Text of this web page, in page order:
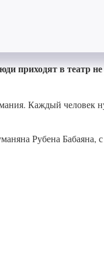
приходят в театр
Каждый человек
Рубена Бабаяна,